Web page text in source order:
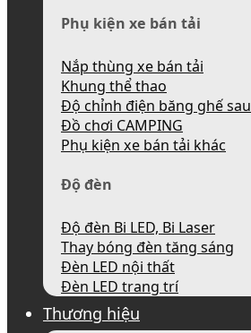
Phụ kiện xe bán tải
Nắp thùng xe bán tải
Khung thể thao
Độ chỉnh điện băng ghế sau
Đồ chơi CAMPING
Phụ kiện xe bán tải khác
Độ đèn
Độ đèn Bi LED, Bi Laser
Thay bóng đèn tăng sáng
Đèn LED nội thất
Đèn LED trang trí
Thương hiệu